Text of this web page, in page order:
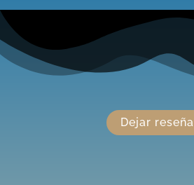
Dejar reseña